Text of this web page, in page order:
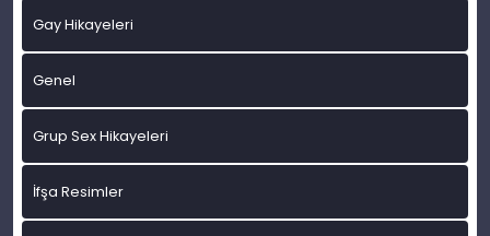
Gay Hikayeleri
Genel
Grup Sex Hikayeleri
İfşa Resimler